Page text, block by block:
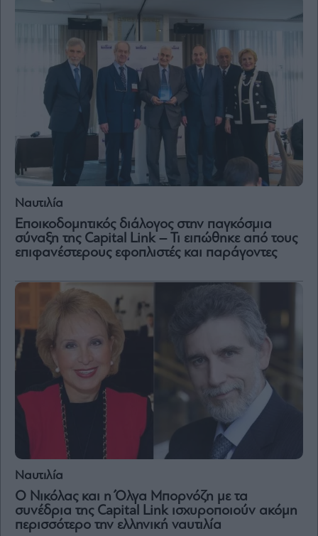
Ναυτιλία
Εποικοδομητικός διάλογος στην παγκόσμια
σύναξη της Capital Link – Τι ειπώθηκε από τους
επιφανέστερους εφοπλιστές και παράγοντες
Ναυτιλία
Ο Νικόλας και η Όλγα Μπορνόζη με τα
συνέδρια της Capital Link ισχυροποιούν ακόμη
περισσότερο την ελληνική ναυτιλία